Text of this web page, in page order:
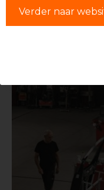
voorruit tot het
Verder naar